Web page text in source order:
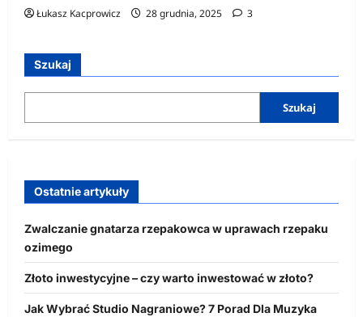
Łukasz Kacprowicz 28 grudnia, 2025 3
Szukaj
Szukaj
Ostatnie artykuły
Zwalczanie gnatarza rzepakowca w uprawach rzepaku
ozimego
Złoto inwestycyjne – czy warto inwestować w złoto?
Jak Wybrać Studio Nagraniowe? 7 Porad Dla Muzyka